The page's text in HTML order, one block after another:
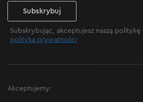
Subskrybuj
Subskrybując, akceptujesz naszą
polityka prywatności
Akceptujemy: